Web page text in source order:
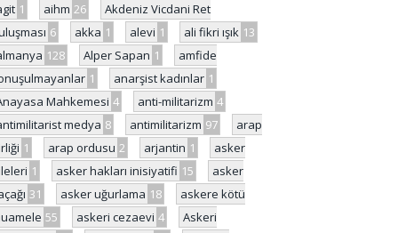
1 aihm 26
Akdeniz Vicdani Ret
6 akka 1 alevi 1 ali fikri ışık 13
128 Alper Sapan 1
amfide
1 anarşist kadınlar 1
Mahkemesi 4 anti-militarizm 4
medya 8 antimilitarizm 97
arap
1 arap ordusu 2 arjantin 1
asker
1 asker hakları inisiyatifi 15
asker
31 asker uğurlama 18
askere kötü
55 askeri cezaevi 4
Askeri